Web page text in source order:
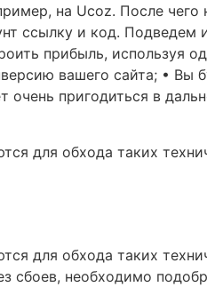
на Ucoz. После чего
ссылку и код. Подведем
прибыль, используя
вашего сайта; • Вы
очень пригодиться в
для обхода таких
для обхода таких
сбоев, необходимо